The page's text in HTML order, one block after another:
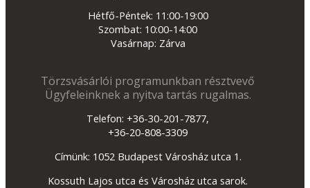
Hétfő-Péntek: 11:00-19:00
Szombat: 10:00-14:00
Vasárnap: Zárva
Törzsvásárlói programunkban résztvevő
Ügyfeleinknek a nyitva tartás rugalmas.
Telefon: +36-30-201-7877,
+36-20-808-3309
Címünk: 1052 Budapest Városház utca 1.
Kossuth Lajos utca és Városház utca sarok.